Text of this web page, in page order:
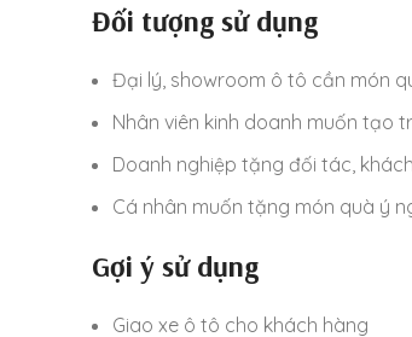
Đối tượng sử dụng
Đại lý, showroom ô tô cần món
Nhân viên kinh doanh muốn tạo
Doanh nghiệp tặng đối tác,
Cá nhân muốn tặng món quà ý
Gợi ý sử dụng
Giao xe ô tô cho khách hàng